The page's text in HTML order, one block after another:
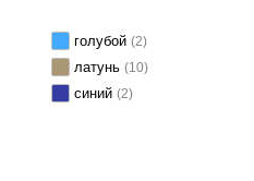
голубой(2)
латунь(10)
синий(2)